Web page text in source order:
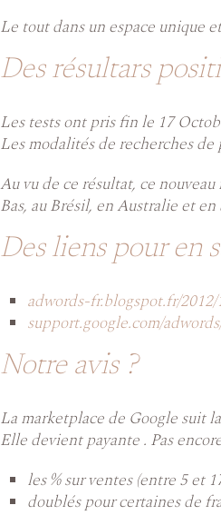
Le tout dans un espace unique
Des résultars
Les tests ont pris fin le 17
Les modalités de recherches
Au vu de ce résultat, ce
Bas, au Brésil, en Australie et en
Des liens pour en
adwords-fr.blogspot.fr/2012/
support.google.com/
Notre avis ?
La marketplace de Google suit
Elle devient payante . Pas
les % sur ventes (entre 5 et
doublés pour certaines de